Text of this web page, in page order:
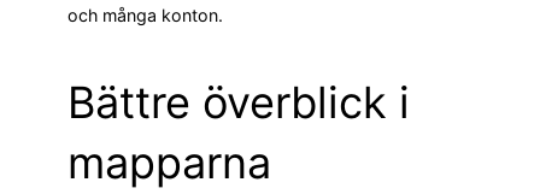
och många konton.
Bättre överblick i
mapparna